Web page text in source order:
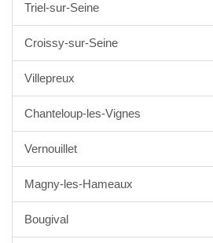
Triel-sur-Seine
Croissy-sur-Seine
Villepreux
Chanteloup-les-Vignes
Vernouillet
Magny-les-Hameaux
Bougival